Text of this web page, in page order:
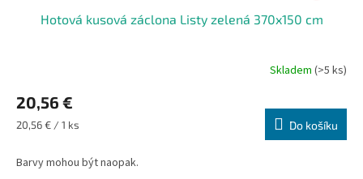
Hotová kusová záclona Listy zelená 370x150 cm
Skladem (>5 ks)
20,56 €
Měrná
20,56 € / 1 ks Do košíku
Barvy mohou být naopak.